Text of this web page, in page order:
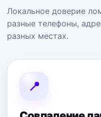
Локальное доверие
разные телефоны,
разных местах.
📍